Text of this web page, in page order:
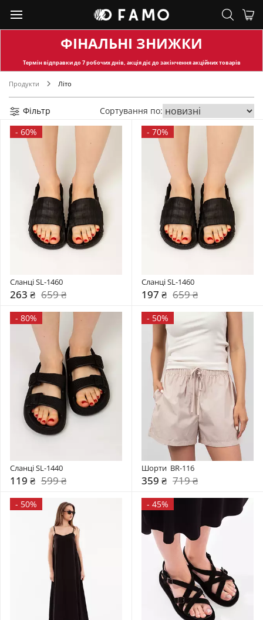
ФІНАЛЬНІ ЗНИЖКИ
Термін відправкидо 7 робочих днів, акція діє до закінчення акційних товарів
Продукти Літо
Фільтр
Сортування по:
- 60%
Сланці SL-1460
263 ₴ 659 ₴
- 70%
Сланці SL-1460
197 ₴ 659 ₴
- 80%
Сланці SL-1440
119 ₴ 599 ₴
- 50%
Шорти  BR-116
359 ₴ 719 ₴
- 50% - 45%